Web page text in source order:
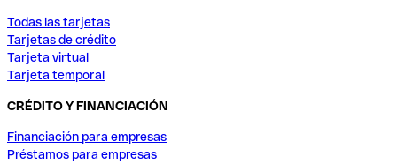
Todas las tarjetas
Tarjetas de crédito
Tarjeta virtual
Tarjeta temporal
CRÉDITO Y FINANCIACIÓN
Financiación para empresas
Préstamos para empresas